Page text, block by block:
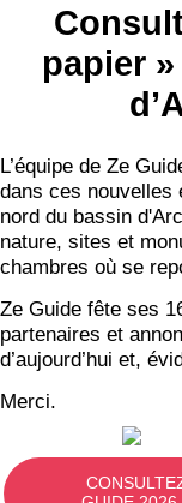
papier
L’équipe de Ze
dans ces nouvelles
nord du bassin
nature, sites et
chambres où se
Ze Guide fête ses
partenaires et
d’aujourd’hui et,
Merci.